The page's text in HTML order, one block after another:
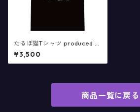
たるぼ猫Tシャツ produced b
y evil hacker(XL,ブラックの
み)
¥3,500
商品一覧に戻る